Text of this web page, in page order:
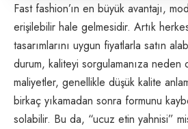
Fast fashion’ın en büyük avantajı,
erişilebilir hale gelmesidir. Artık
tasarımlarını uygun fiyatlarla satın
durum, kaliteyi sorgulamanıza neden
maliyetler, genellikle düşük kalite
birkaç yıkamadan sonra formunu
solabilir. Bu da, “ucuz etin yahnisi”